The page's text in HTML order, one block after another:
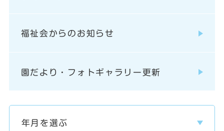
福祉会からのお知らせ
園だより・フォトギャラリー更新